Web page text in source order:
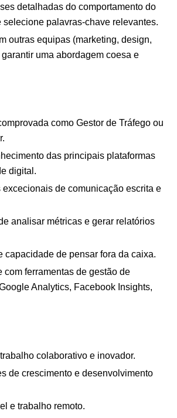
detalhadas do comportamento do
selecione palavras-chave relevantes.
outras equipas (marketing, design,
uma abordagem coesa e
como Gestor de Tráfego ou
das principais plataformas
digital.
de comunicação escrita e
analisar métricas e gerar relatórios
capacidade de pensar fora da caixa.
com ferramentas de gestão de
Analytics, Facebook Insights,
colaborativo e inovador.
de crescimento e desenvolvimento
e trabalho remoto.